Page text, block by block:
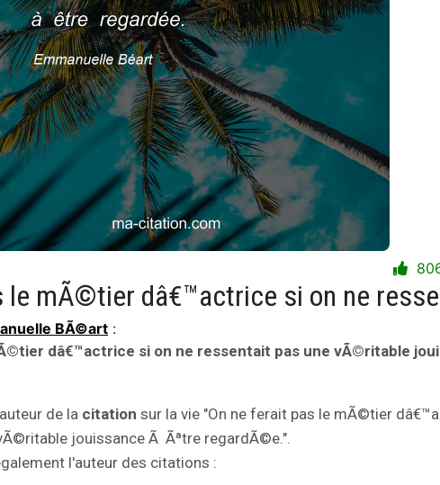
BÃ©art :
dâ€™actrice si on ne ressentait pas une vÃ©ritable
de la citation sur la vie "On ne ferait pas le mÃ©tier
jouissance Ã Ãªtre regardÃ©e.".
l'auteur des citations :